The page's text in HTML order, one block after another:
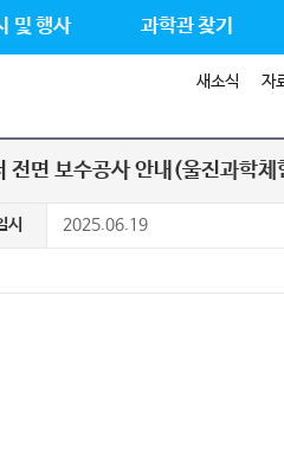
및 행사 과학관 찾기
새소식 자
전면 보수공사 안내(울진과학
시 2025.06.19